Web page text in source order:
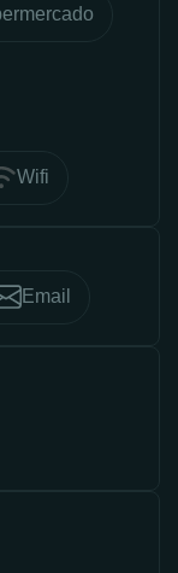
Wifi
Email